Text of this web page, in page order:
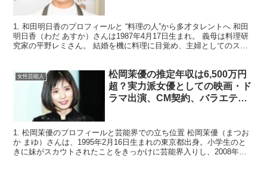
1. 和田明日香のプロフィールと “料理の人”から多才タレントへ 和田
明日香（わだ あすか）さんは1987年4月17日生まれ。 義母は料理研
究家の平野レミさん。 結婚を機に料理に目覚め、主婦としてのスキ
女性芸能人
松岡茉優の推定年収は6,500万円
超？実力派女優としての映画・ド
ラマ出演、CM契約、バラエティ
1. 松岡茉優のプロフィールと芸能界での立ち位置 松岡茉優（まつお
か まゆ）さんは、1995年2月16日生まれの東京都出身。小学生のと
きに妹がスカウトされたことをきっかけに芸能界入りし、2008年に